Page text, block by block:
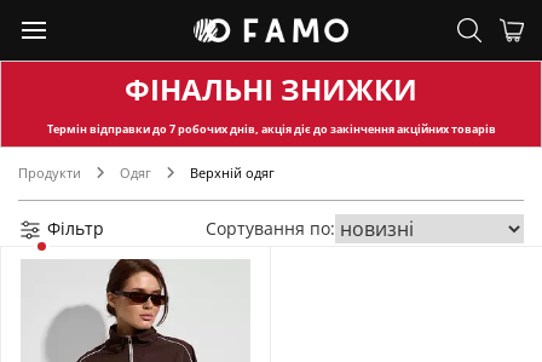
ФІНАЛЬНІ ЗНИЖКИ
Термін відправкидо 7 робочих днів, акція діє до закінчення акційних товарів
Продукти Одяг Верхній одяг
Фільтр Сортування по: